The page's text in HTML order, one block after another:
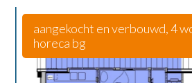
aangekocht en verbouwd, 4
horeca bg